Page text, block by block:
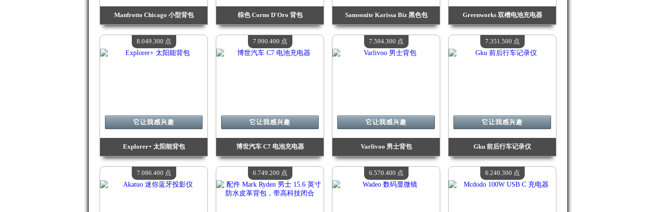
Manfrotto Chicago 小型背包
价值：23 677 500 点
现有数量：4
棕色 Corno D'Oro 背包
价值：14 621 200 点
现有数量：4
Samsonite Karissa Biz 黑色包
价值：10 711 600 点
现有数量：4
Greenworks 双槽电池充电器
价值：9 313 300 点
现有数量：4
Explorer+ 太阳能背包
价值：8 049 300 点
现有数量：4
它让我感兴趣
8.049.300 点
博世汽车 C7 电池充电器
价值：7 990 400 点
现有数量：4
它让我感兴趣
7.990.400 点
Varlivoo 男士背包
价值：7 594 300 点
现有数量：4
它让我感兴趣
7.594.300 点
Gku 前后行车记录仪
价值：7 351 500 点
现有数量：4
它让我感兴趣
7.351.500 点
7.086.400 点 6.749.200 点 6.570.400 点 6.240.300 点